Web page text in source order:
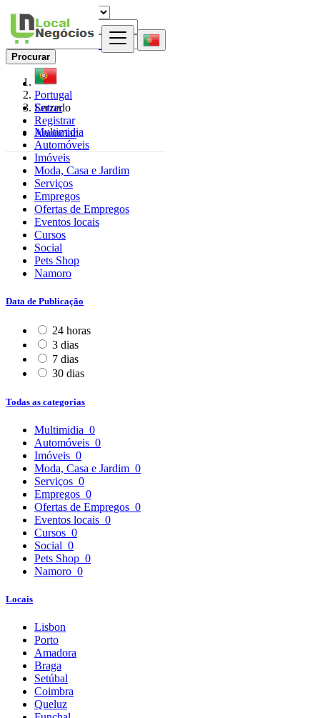
Entrar
Registrar
Anunciar
Procurar
Portugal
Serzedo
Multimidia
Automóveis
Imóveis
Moda, Casa e Jardim
Serviços
Empregos
Ofertas de Empregos
Eventos locais
Cursos
Social
Pets Shop
Namoro
Data de Publicação
24 horas
3 dias
7 dias
30 dias
Todas as categorias
Multimidia 0
Automóveis 0
Imóveis 0
Moda, Casa e Jardim 0
Serviços 0
Empregos 0
Ofertas de Empregos 0
Eventos locais 0
Cursos 0
Social 0
Pets Shop 0
Namoro 0
Locais
Lisbon
Porto
Amadora
Braga
Setúbal
Coimbra
Queluz